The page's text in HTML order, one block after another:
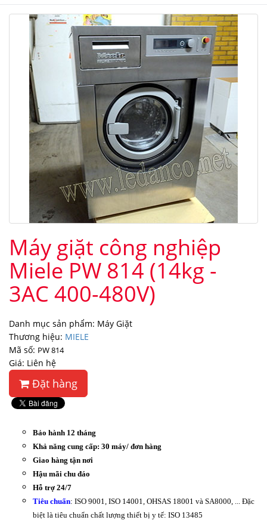
Máy giặt công nghiệp
Miele PW 814 (14kg -
3AC 400-480V)
Danh mục sản phẩm: Máy Giặt
Thương hiệu: MIELE
Mã số: PW 814
Giá: Liên hệ
Đặt hàng
Bảo hành 12 tháng
Khả năng cung cấp: 30 máy/ đơn hàng
Giao hàng tận nơi
Hậu mãi chu đáo
Hỗ trợ 24/7
Tiêu chuẩn: ISO 9001, ISO 14001, OHSAS 18001 và SA8000, ... Đặc
biệt là tiêu chuẩn chất lượng thiết bị y tế: ISO 13485